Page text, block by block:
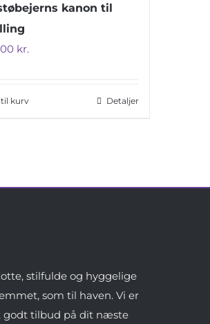
kanon til
kr.
kurv Detaljer
stilfulde og hyggelige
som til haven. Vi er
godt tilbud på dit næste